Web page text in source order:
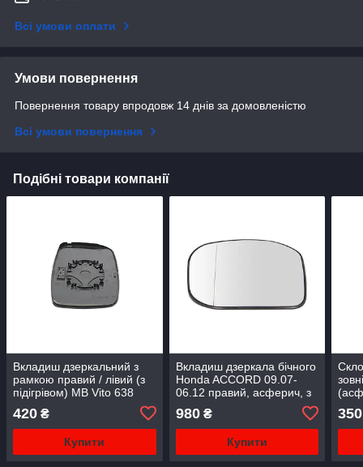
Всі умови оплати
Умови повернення
Повернення товару впродовж 14 днів за домовленістю
Всі умови повернення
Подібні товари компанії
Вкладиш дзеркальний з
рамкою правий / лівий (з
підігрівом) MB Vito 638
420 ₴
Купити
Вкладиш дзеркала бічного
Honda ACCORD 09.07-
06.12 правий, асферич, з
980₴
Купити
350